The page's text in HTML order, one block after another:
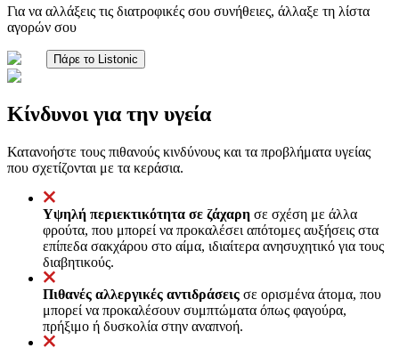
Για να αλλάξεις τις διατροφικές σου συνήθειες, άλλαξε τη λίστα
αγορών σου
Πάρε το Listonic
Κίνδυνοι για την υγεία
Κατανοήστε τους πιθανούς κινδύνους και τα προβλήματα υγείας
που σχετίζονται με τα κεράσια.
Υψηλή περιεκτικότητα σε ζάχαρη σε σχέση με άλλα
φρούτα, που μπορεί να προκαλέσει απότομες αυξήσεις στα
επίπεδα σακχάρου στο αίμα, ιδιαίτερα ανησυχητικό για τους
διαβητικούς.
Πιθανές αλλεργικές αντιδράσεις σε ορισμένα άτομα, που
μπορεί να προκαλέσουν συμπτώματα όπως φαγούρα,
πρήξιμο ή δυσκολία στην αναπνοή.